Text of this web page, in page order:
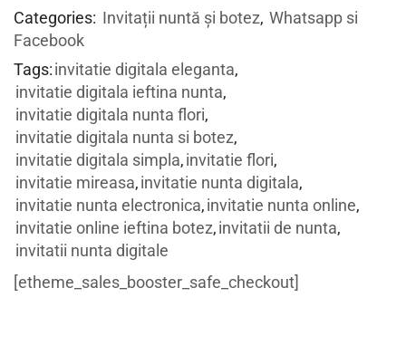
Categories: Invitații nuntă și botez, Whatsapp si
Facebook
Tags:invitatie digitala eleganta,
invitatie digitala ieftina nunta,
invitatie digitala nunta flori,
invitatie digitala nunta si botez,
invitatie digitala simpla,invitatie flori,
invitatie mireasa,invitatie nunta digitala,
invitatie nunta electronica,invitatie nunta online,
invitatie online ieftina botez,invitatii de nunta,
invitatii nunta digitale
[etheme_sales_booster_safe_checkout]